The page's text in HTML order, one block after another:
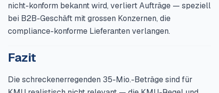
nicht-konform bekannt wird, verliert Aufträge — speziell
bei B2B-Geschäft mit grossen Konzernen, die
compliance-konforme Lieferanten verlangen.
Fazit
Die schreckenerregenden 35-Mio.-Beträge sind für